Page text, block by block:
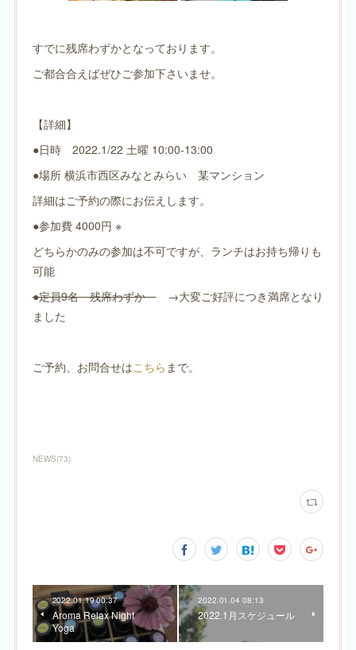
すでに残席わずかとなっております。
ご都合合えばぜひご参加下さいませ。 ⁡
【詳細】
●日時 2022.1/22 土曜 10:00-13:00
●場所 横浜市西区みなとみらい 某マンション
詳細はご予約の際にお伝えします。
●参加費 4000円 ※
どちらかのみの参加は不可ですが、ランチはお持ち帰りも
可能
●定員9名 残席わずか→大変ご好評につき満席となり
ました
ご予約、お問合せはこちら まで。
NEWS(73)
2022.01.19 00:37
Aroma Relax Night
Yoga
2022.01.04 08:13
2022.1月スケジュール